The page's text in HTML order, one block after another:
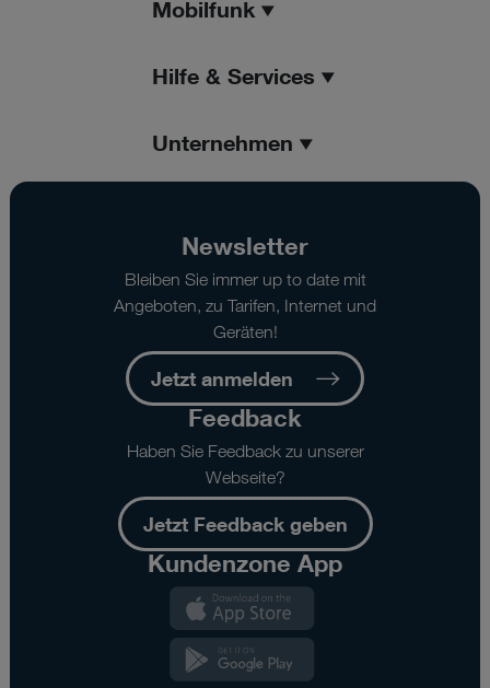
Mobilfunk
Hilfe & Services
Unternehmen
Newsletter
Bleiben Sie immer up to date mit
Angeboten, zu Tarifen, Internet und
Geräten!
Jetzt anmelden
Feedback
Haben Sie Feedback zu unserer
Webseite?
Jetzt Feedback geben
Kundenzone App